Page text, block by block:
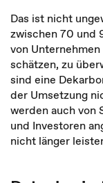
Das ist nicht
zwischen 70 und
von
schätzen, zu
sind eine
der Umsetzung
werden auch von
und Investoren
nicht länger